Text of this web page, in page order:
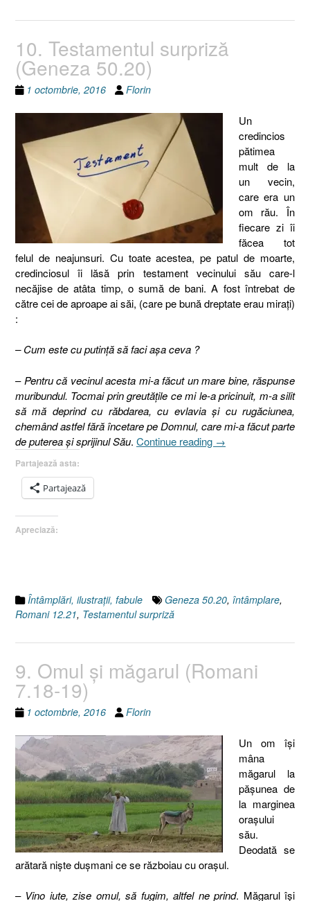
10. Testamentul surpriză
(Geneza 50.20)
1 octombrie, 2016 Florin
Un
credincios
pătimea
mult de la
un vecin,
care era un
om rău. În
fiecare zi îi
făcea tot
felul de neajunsuri. Cu toate acestea, pe patul de moarte,
credinciosul îi lăsă prin testament vecinului său care-l
necăjise de atâta timp, o sumă de bani. A fost întrebat de
către cei de aproape ai săi, (care pe bună dreptate erau miraţi)
:
– Cum este cu putinţă să faci aşa ceva ?
– Pentru că vecinul acesta mi-a făcut un mare bine, răspunse
muribundul. Tocmai prin greutăţile ce mi le-a pricinuit, m-a silit
să mă deprind cu răbdarea, cu evlavia şi cu rugăciunea,
chemând astfel fără încetare pe Domnul, care mi-a făcut parte
de puterea şi sprijinul Său. Continue reading „10. Testamentul
→
Partajează asta:
Partajează
Apreciază:
Întâmplări, ilustraţii, fabule Geneza 50.20, întâmplare,
Romani 12.21, Testamentul surpriză
9. Omul şi măgarul (Romani
7.18-19)
1 octombrie, 2016 Florin
Un om îşi
mâna
măgarul la
păşunea de
la marginea
oraşului
său.
Deodată se
arătară nişte duşmani ce se războiau cu oraşul.
– Vino iute, zise omul, să fugim, altfel ne prind. Măgarul îşi